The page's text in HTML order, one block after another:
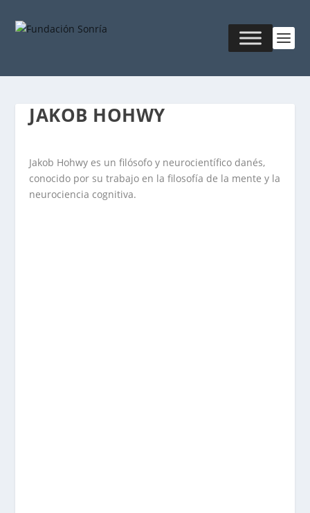
JAKOB HOHWY
Jakob Hohwy es un filósofo y neurocientífico danés,
conocido por su trabajo en la filosofía de la mente y la
neurociencia cognitiva.